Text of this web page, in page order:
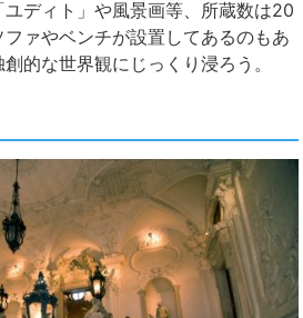
ディト」や風景画等、所蔵数は20
ァやベンチが設置してあるのもあ
的な世界観にじっくり浸ろう。